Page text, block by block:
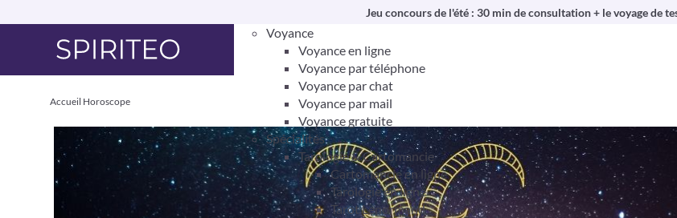
Jeu concours de l'été : 30 min de consultation + le voyage de
Voyance
Voyance en ligne
Voyance par téléphone
Voyance par chat
Voyance par mail
Voyance gratuite
Spécialités
Tarologie & Cartomancie
Cartomancie en ligne
Tarologie en ligne
Tarot Lenormand
Accueil Horoscope